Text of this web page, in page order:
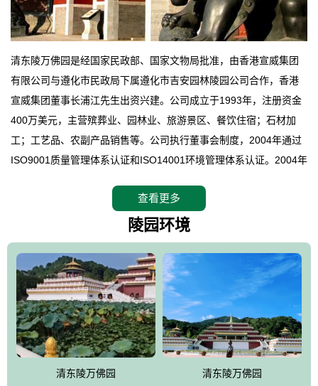
清东陵万佛园是经国家民政部、国家文物局批准，由香港宣威集团
有限公司与遵化市民政局下属遵化市吉安园林陵园公司合作，香港
宣威集团董事长浦江先生出资兴建。公司成立于1993年，注册资金
400万美元，主营殡葬业、园林业、旅游景区、餐饮住宿；石材加
工；工艺品、农副产品销售等。公司执行董事会制度，2004年通过
ISO9001质量管理体系认证和ISO14001环境管理体系认证。2004年
拥有4A级旅游区头衔的花园式陵园，园内建有四星级酒店一座。
万佛园位于遵化市境内，座落在世界文化遗产清东陵地形墙内，地
形绝佳，地理位置优越，交通便利。公司以“建设全国顶级人生后花
园、打造佛教精品旅游圣地”为目标，以海外归侨、国内外知名人士
的墓地安葬、祭祀吊亡并结合旅游参观构成其主要使用功能；以苍
郁绚丽、优雅宜人的园林景观构成其外部形象。通过墓园建设与造
园手法相结合的默契操作，建成一处特色鲜明、服务周全、环境优
美、民族风格突出，与周边文物古迹交相呼应的极具吸引力的花园
式园林。
万佛园工程一期占地448亩，目前完成投资近12亿元人民币，园区采
查看更多
陵园环境
清东陵万佛园 清东陵万佛园